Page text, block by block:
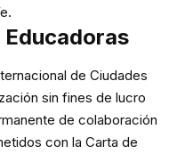
Educadoras
de Ciudades
sin fines de lucro
de colaboración
con la Carta de